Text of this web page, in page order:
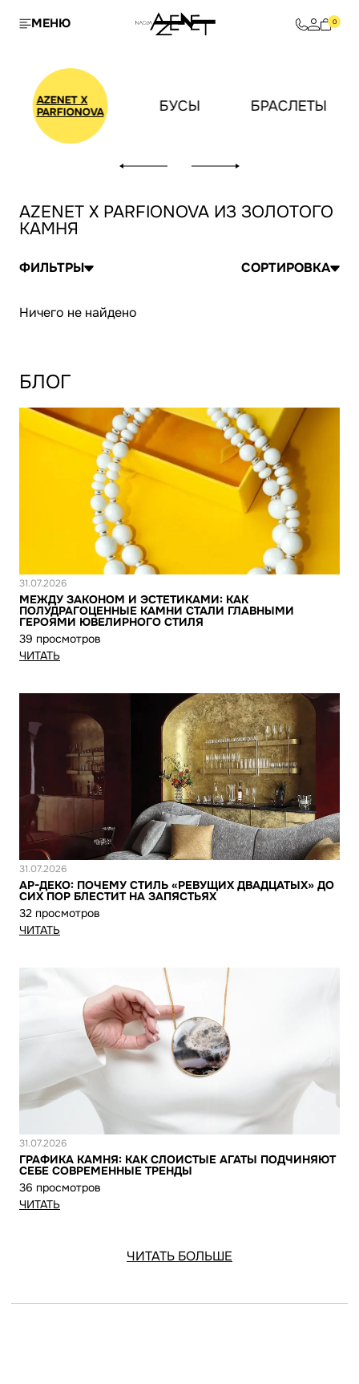
МЕНЮ 0
AZENET X
PARFIONOVA
БУСЫ БРАСЛЕТЫ
AZENET X PARFIONOVA ИЗ ЗОЛОТОГО
КАМНЯ
ФИЛЬТРЫ СОРТИРОВКА
Ничего не найдено
БЛОГ
Новость
31.07.2026
МЕЖДУ ЗАКОНОМ И ЭСТЕТИКАМИ: КАК
ПОЛУДРАГОЦЕННЫЕ КАМНИ СТАЛИ ГЛАВНЫМИ
ГЕРОЯМИ ЮВЕЛИРНОГО СТИЛЯ
39 просмотров
ЧИТАТЬ
Новость
31.07.2026
АР-ДЕКО: ПОЧЕМУ СТИЛЬ «РЕВУЩИХ ДВАДЦАТЫХ» ДО
СИХ ПОР БЛЕСТИТ НА ЗАПЯСТЬЯХ
32 просмотров
ЧИТАТЬ
Новость
31.07.2026
ГРАФИКА КАМНЯ: КАК СЛОИСТЫЕ АГАТЫ ПОДЧИНЯЮТ
СЕБЕ СОВРЕМЕННЫЕ ТРЕНДЫ
36 просмотров
ЧИТАТЬ
ЧИТАТЬ БОЛЬШЕ